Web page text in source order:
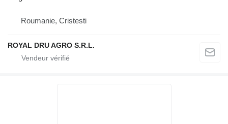
Roumanie, Cristesti
ROYAL DRU AGRO S.R.L.